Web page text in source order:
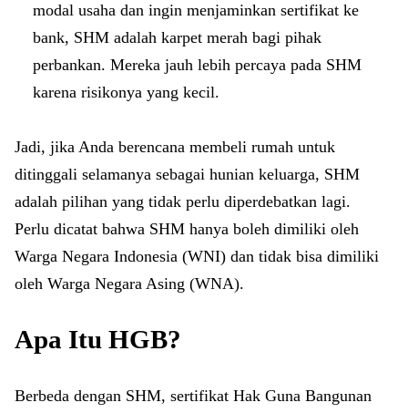
modal usaha dan ingin menjaminkan sertifikat ke
bank, SHM adalah karpet merah bagi pihak
perbankan. Mereka jauh lebih percaya pada SHM
karena risikonya yang kecil.
Jadi, jika Anda berencana membeli rumah untuk
ditinggali selamanya sebagai hunian keluarga, SHM
adalah pilihan yang tidak perlu diperdebatkan lagi.
Perlu dicatat bahwa SHM hanya boleh dimiliki oleh
Warga Negara Indonesia (WNI) dan tidak bisa dimiliki
oleh Warga Negara Asing (WNA).
Apa Itu HGB?
Berbeda dengan SHM, sertifikat Hak Guna Bangunan